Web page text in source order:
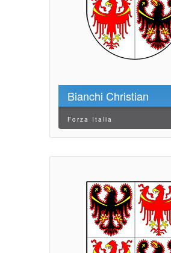
Bianchi Christian
Forza Italia